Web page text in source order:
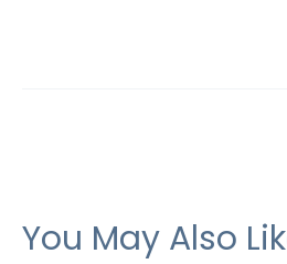
You May Also